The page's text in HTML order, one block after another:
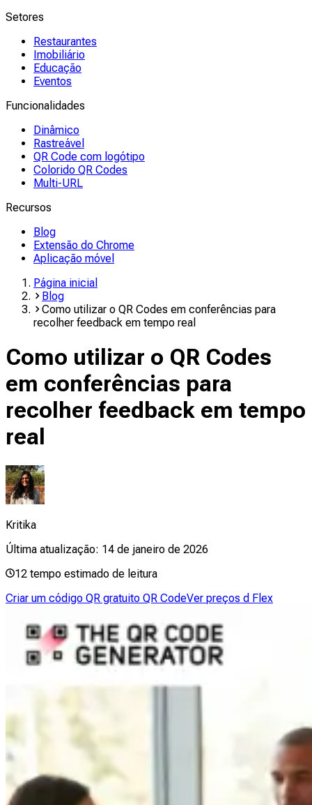
Setores
Restaurantes
Imobiliário
Educação
Eventos
Funcionalidades
Dinâmico
Rastreável
QR Code com logótipo
Colorido QR Codes
Multi-URL
Recursos
Blog
Extensão do Chrome
Aplicação móvel
Página inicial
Blog
Como utilizar o QR Codes em conferências para
recolher feedback em tempo real
Como utilizar o QR Codes
em conferências para
recolher feedback em tempo
real
Kritika
Última atualização: 14 de janeiro de 2026
12 tempo estimado de leitura
Criar um código QR gratuito QR CodeVer preços d Flex